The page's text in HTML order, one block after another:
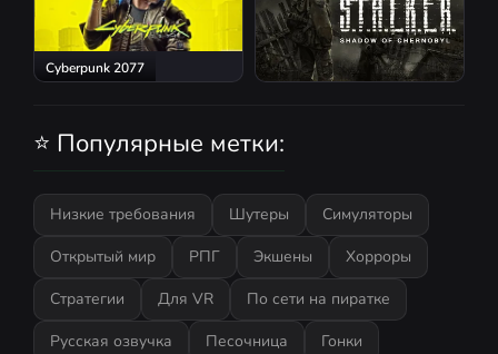
Cyberpunk 2077
⭐ Популярные метки:
Низкие требования Шутеры
Симуляторы
Открытый мир
РПГ Экшены
Хорроры
Стратегии
Для VR
По сети на пиратке
Русская озвучка
Песочница
Гонки